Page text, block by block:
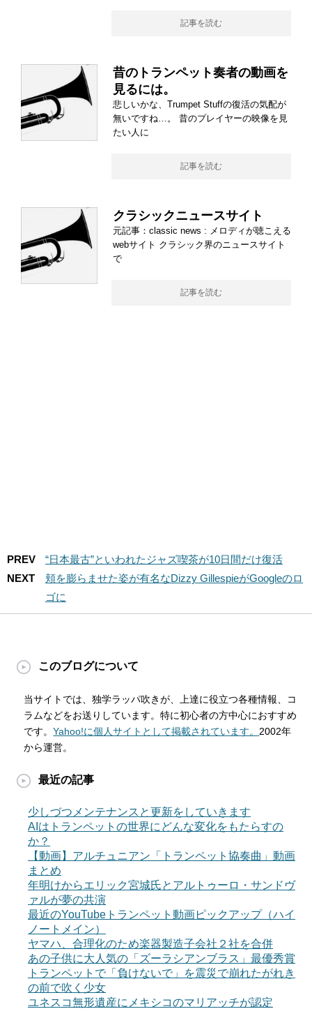
記事を読む
昔のトランペット奏者の動画を
見るには。
悲しいかな、Trumpet Stuffの復活の気配が
無いですね…。 昔のプレイヤーの映像を見
たい人に
記事を読む
クラシックニュースサイト
元記事：classic news : メロディが聴こえる
webサイト クラシック界のニュースサイト
で
記事を読む
PREV
“日本最古”といわれたジャズ喫茶が10日間だけ復活
NEXT
頬を膨らませた姿が有名なDizzy GillespieがGoogleのロ
ゴに
このブログについて
当サイトでは、独学ラッパ吹きが、上達に役立つ各種情報、コ
ラムなどをお送りしています。特に初心者の方中心におすすめ
です。Yahoo!に個人サイトとして掲載されています。 2002年
から運営。
最近の記事
少しづつメンテナンスと更新をしていきます
AIはトランペットの世界にどんな変化をもたらすの
か？
【動画】アルチュニアン「トランペット協奏曲」動画
まとめ
年明けからエリック宮城氏とアルトゥーロ・サンドヴ
ァルが夢の共演
最近のYouTubeトランペット動画ピックアップ（ハイ
ノートメイン）
ヤマハ、合理化のため楽器製造子会社２社を合併
あの子供に大人気の「ズーラシアンブラス」最優秀賞
トランペットで「負けないで」を震災で崩れたがれき
の前で吹く少女
ユネスコ無形遺産にメキシコのマリアッチが認定